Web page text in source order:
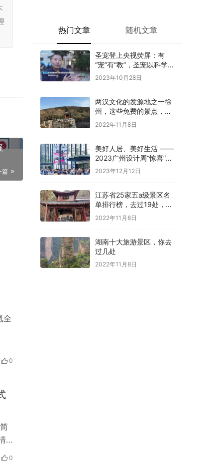
篇
全
0
0
热门文章 随机文章
圣宠登上央视荧屏：有
“宠”有“教”，圣宠以科学训
导开启全新养宠体验
2023年10月28日
两汉文化的发源地之一徐
州，这些免费的景点，你
是否都去过
2022年11月8日
美好人居、美好生活 ——
2023广州设计周“惊喜”开
幕
2023年12月12日
江苏省25家五a级景区名
单排行榜，去过19处，才
算真正游过江苏
2022年11月8日
湖南十大旅游景区，你去
过几处
2022年11月8日